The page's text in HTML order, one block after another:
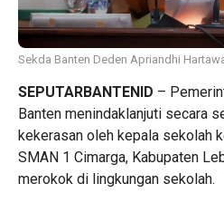
Sekda Banten Deden Apriandhi
SEPUTARBANTENID –
Banten menindaklanjuti secara
kekerasan oleh kepala sekolah
SMAN 1 Cimarga, Kabupaten
merokok di lingkungan sekolah.